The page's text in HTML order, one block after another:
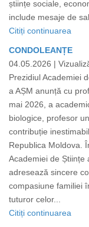
științe sociale,
include mesaje de
Citiți continuarea
CONDOLEANȚE
04.05.2026 |
Prezidiul Academiei
a AȘM anunță cu
mai 2026, a
biologice, profesor
contribuție
Republica Moldova.
Academiei de Științe
adresează sincere
compasiune familiei
tuturor celor...
Citiți continuarea